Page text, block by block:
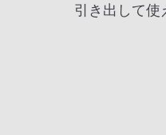
引き出して使